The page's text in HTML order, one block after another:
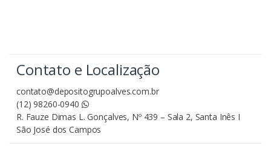
Contato e Localização
contato@depositogrupoalves.com.br
(12) 98260-0940
R. Fauze Dimas L. Gonçalves, Nº 439 – Sala 2, Santa Inês I
São José dos Campos